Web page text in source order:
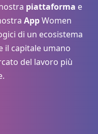
piattaforma e
AppWomen
di un ecosistema
il capitale umano
del lavoro più